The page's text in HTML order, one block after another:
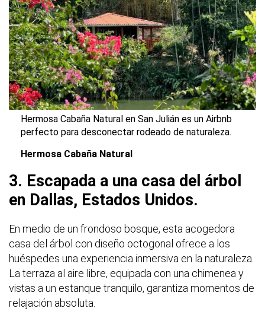
Hermosa Cabaña Natural en San Julián es un Airbnb
perfecto para desconectar rodeado de naturaleza.
Hermosa Cabaña Natural
3. Escapada a una casa del árbol
en Dallas, Estados Unidos.
En medio de un frondoso bosque, esta acogedora
casa del árbol con diseño octogonal ofrece a los
huéspedes una experiencia inmersiva en la naturaleza.
La terraza al aire libre, equipada con una chimenea y
vistas a un estanque tranquilo, garantiza momentos de
relajación absoluta.